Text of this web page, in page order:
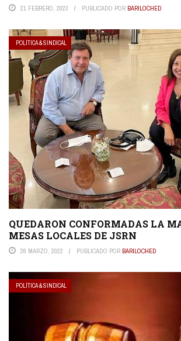
21 FEBRERO, 2023 PUBLICADO POR BARILOCHED
POLÍTICA & SINDICAL
QUEDARON CONFORMADAS LA
MESAS LOCALES DE JSRN
26 MARZO, 2022 PUBLICADO POR BARILOCHED
POLÍTICA & SINDICAL